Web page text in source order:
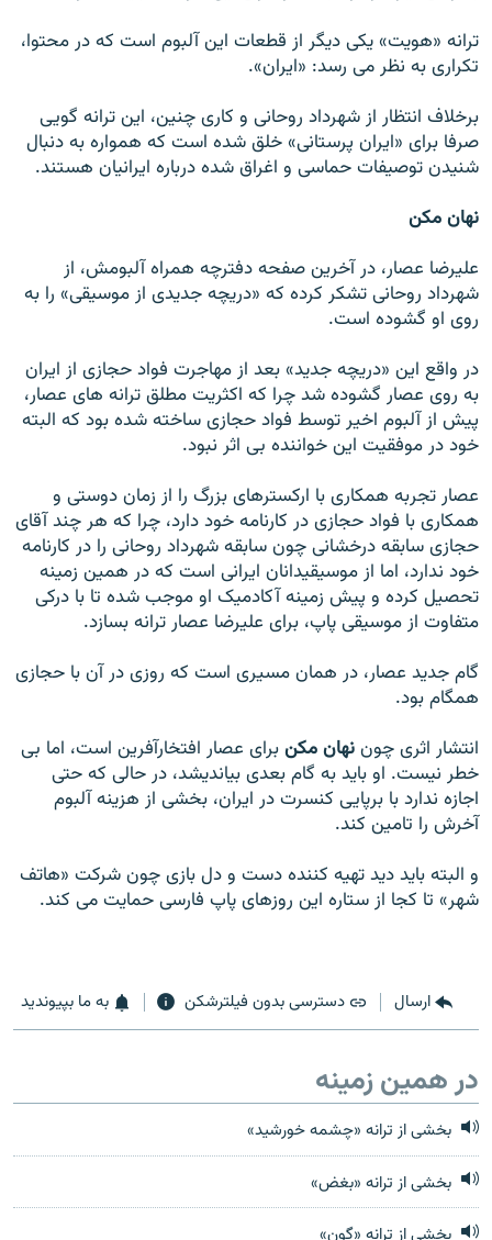
ترانه «هويت» يکی ديگر از قطعات اين آلبوم است که در محتوا،
تکراری به نظر می رسد: «ايران».
برخلاف انتظار از شهرداد روحانی و کاری چنين، اين ترانه گويی
صرفا برای «ايران پرستانی» خلق شده است که همواره به دنبال
شنيدن توصيفات حماسی و اغراق شده درباره ايرانيان هستند.
نهان مکن
عليرضا عصار، در آخرين صفحه دفترچه همراه آلبومش، از
شهرداد روحانی تشکر کرده که «دريچه جديدی از موسيقی» را به
روی او گشوده است.
در واقع اين «دريچه جديد» بعد از مهاجرت فواد حجازی از ايران
به روی عصار گشوده شد چرا که اکثريت مطلق ترانه های عصار،
پيش از آلبوم اخير توسط فواد حجازی ساخته شده بود که البته
خود در موفقيت اين خواننده بی اثر نبود.
عصار تجربه همکاری با ارکسترهای بزرگ را از زمان دوستی و
همکاری با فواد حجازی در کارنامه خود دارد، چرا که هر چند آقای
حجازی سابقه درخشانی چون سابقه شهرداد روحانی را در کارنامه
خود ندارد، اما از موسيقیدانان ايرانی است که در همين زمينه
تحصيل کرده و پيش زمينه آکادميک او موجب شده تا با درکی
متفاوت از موسيقی پاپ، برای عليرضا عصار ترانه بسازد.
گام جديد عصار، در همان مسيری است که روزی در آن با حجازی
همگام بود.
انتشار اثری چوننهان مکنبرای عصار افتخارآفرين است، اما بی
خطر نيست. او بايد به گام بعدی بيانديشد، در حالی که حتی
اجازه ندارد با برپايی کنسرت در ايران، بخشی از هزينه آلبوم
آخرش را تامين کند.
و البته بايد ديد تهيه کننده دست و دل بازی چون شرکت «هاتف
شهر» تا کجا از ستاره اين روزهای پاپ فارسی حمايت می کند.
ارسال دسترسی بدون فیلترشکن به ما بپیوندید
در همین زمینه
بخشی از ترانه «چشمه خورشید»
بخشی از ترانه «بغض»